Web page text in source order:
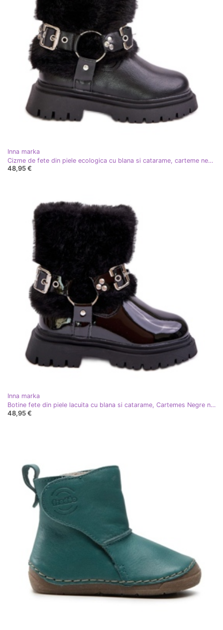
Inna marka
Cizme de fete din piele ecologica cu blana si catarame, carteme negre negru
48,95 €
Inna marka
Botine fete din piele lacuita cu blana si catarame, Cartemes Negre negru
48,95 €